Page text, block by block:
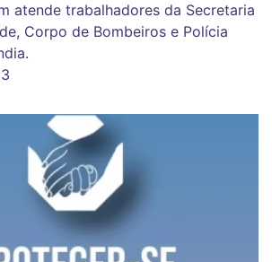
atende trabalhadores da Secretaria
Corpo de Bombeiros e Polícia